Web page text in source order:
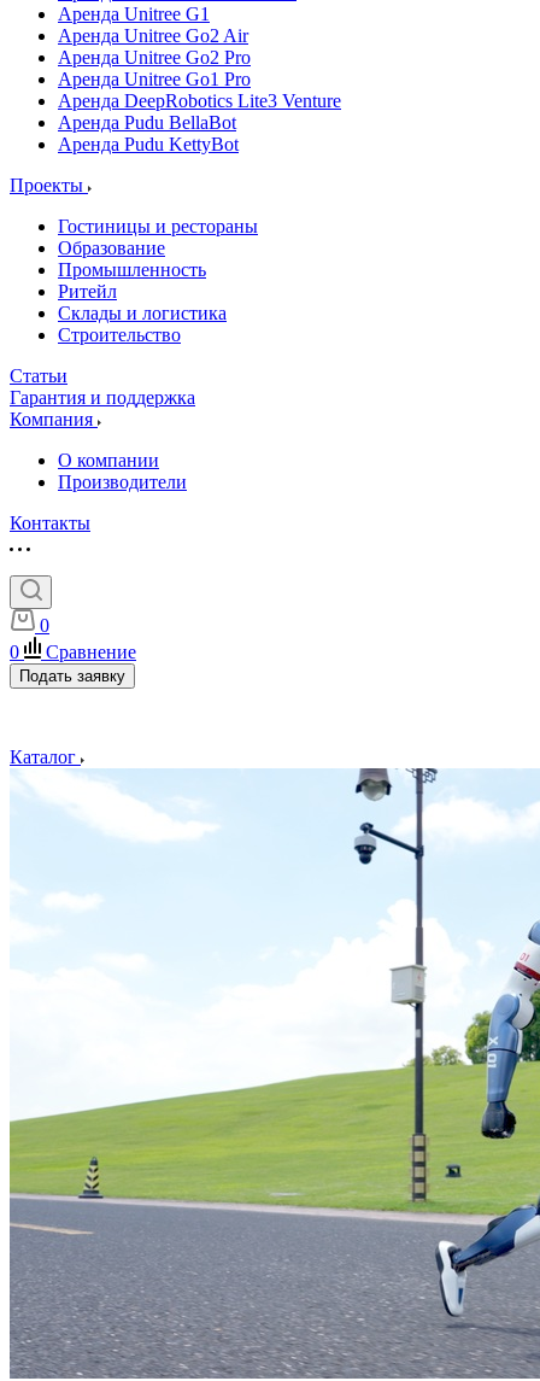
Аренда Unitree G1
Аренда Unitree Go2 Air
Аренда Unitree Go2 Pro
Аренда Unitree Go1 Pro
Аренда DeepRobotics Lite3 Venture
Аренда Pudu BellaBot
Аренда Pudu KettyBot
Проекты
Гостиницы и рестораны
Образование
Промышленность
Ритейл
Склады и логистика
Строительство
Статьи
Гарантия и поддержка
Компания
О компании
Производители
Контакты
0
0
Сравнение
Подать заявку
Каталог